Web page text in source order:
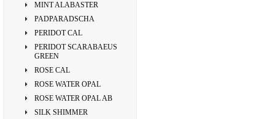
MINT ALABASTER
PADPARADSCHA
PERIDOT CAL
PERIDOT SCARABAEUS
GREEN
ROSE CAL
ROSE WATER OPAL
ROSE WATER OPAL AB
SILK SHIMMER